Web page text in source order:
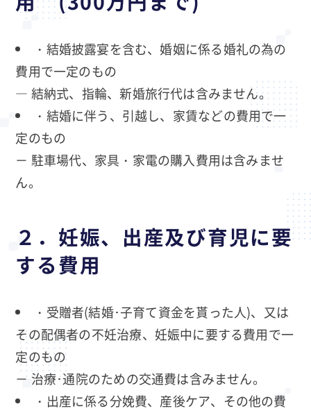
・結婚披露宴を含む、婚姻に係る婚礼の為の
費用で一定のもの
― 結納式、指輪、新婚旅行代は含みません。
・結婚に伴う、引越し、家賃などの費用で一
定のもの
－ 駐車場代、家具・家電の購入費用は含みませ
ん。
２．妊娠、出産及び育児に要
する費用
・受贈者(結婚･子育て資金を貰った人)、又は
その配偶者の不妊治療、妊娠中に要する費用で一
定のもの
－ 治療･通院のための交通費は含みません。
・出産に係る分娩費、産後ケア、その他の費